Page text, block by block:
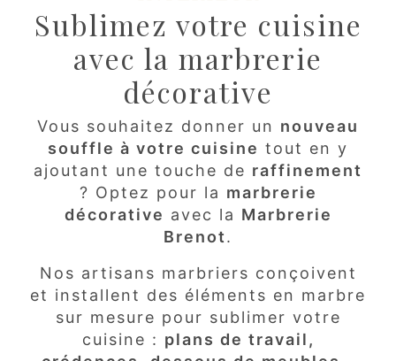
Sublimez votre cuisine
avec la marbrerie
décorative
Vous souhaitez donner un nouveau
souffle à votre cuisine tout en y
ajoutant une touche de raffinement
? Optez pour la marbrerie
décorative avec la Marbrerie
Brenot.
Nos artisans marbriers conçoivent
et installent des éléments en marbre
sur mesure pour sublimer votre
cuisine : plans de travail,